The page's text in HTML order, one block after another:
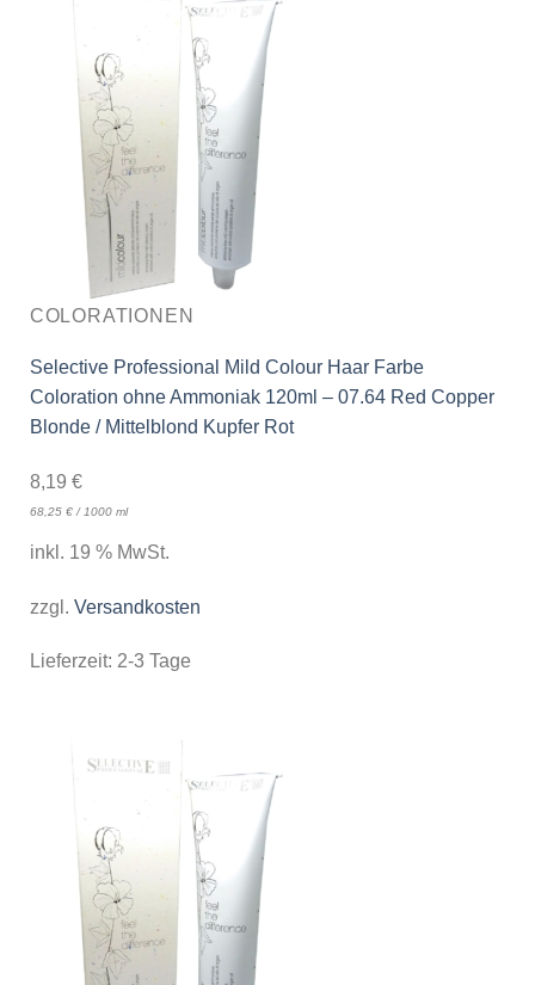
COLORATIONEN
Selective Professional Mild Colour Haar Farbe
Coloration ohne Ammoniak 120ml – 07.64 Red Copper
Blonde / Mittelblond Kupfer Rot
8,19 €
68,25 €/ 1000 ml
inkl. 19 % MwSt.
zzgl. Versandkosten
Lieferzeit: 2-3 Tage